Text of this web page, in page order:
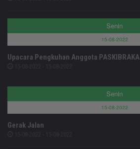
Senin
15-08-2022
Upacara Pengkuhan Anggota PASKIBRAKA
Senin
15-08-2022
Gerak Jalan